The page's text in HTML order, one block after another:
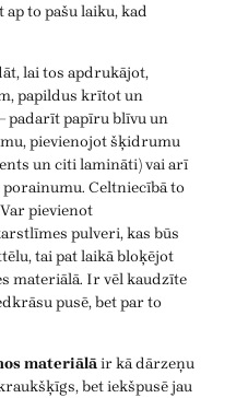
to pašu laiku, kad
lai tos apdrukājot,
papildus krītot un
padarīt papīru blīvu un
pievienojot šķidrumu
un citi lamināti) vai arī
Celtniecībā to
pievienot
pulveri, kas būs
tai pat laikā bloķējot
materiālā. Ir vēl kaudzīte
pusē, bet par to
materiālāir kā dārzeņu
bet iekšpusē jau